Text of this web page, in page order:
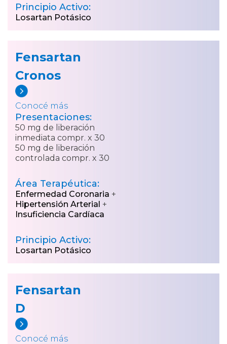
Principio Activo:
Losartan Potásico
Fensartan
Cronos
Conocé más
Presentaciones:
50 mg de liberación
inmediata compr. x 30
50 mg de liberación
controlada compr. x 30
Área Terapéutica:
Enfermedad Coronaria +
Hipertensión Arterial +
Insuficiencia Cardíaca
Principio Activo:
Losartan Potásico
Fensartan
D
Conocé más